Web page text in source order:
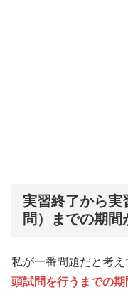
実習終了から実
問）までの期間
私が一番問題だと考え
頭試問を行うまでの